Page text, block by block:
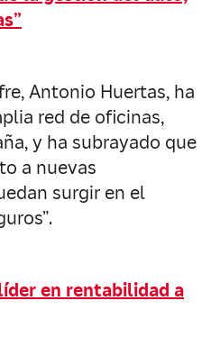
Antonio Huertas, ha
red de oficinas,
y ha subrayado que
a nuevas
surgir en el
en rentabilidad a